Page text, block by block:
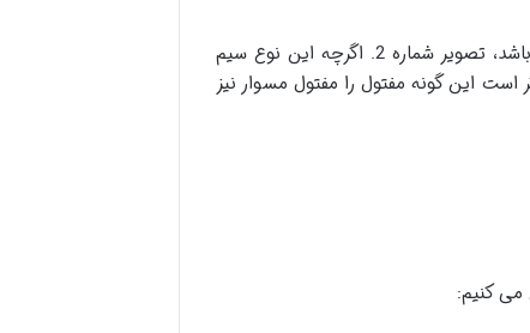
موارد ذکر شده برای مفتول فولادی صدق می نماید در حالی که یکی دیگر از انواع سیم مفتول سیم مفتول مسی می باشد، تصویر شماره 2. اگرچه این نوع سیم
است این گونه مفتول را مفتول مسوار نیز
می کنیم: